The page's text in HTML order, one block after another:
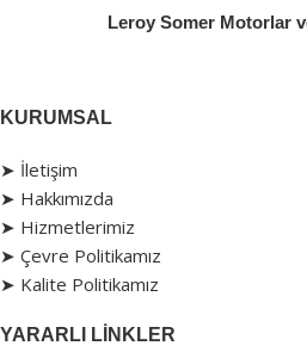
Leroy Somer Motorlar
KURUMSAL
➤ İletişim
➤ Hakkımızda
➤ Hizmetlerimiz
➤ Çevre Politikamız
➤ Kalite Politikamız
YARARLI LINKLER